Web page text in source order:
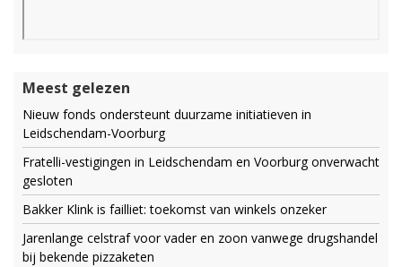
Meest gelezen
Nieuw fonds ondersteunt duurzame initiatieven in
Leidschendam-Voorburg
Fratelli-vestigingen in Leidschendam en Voorburg onverwacht
gesloten
Bakker Klink is failliet: toekomst van winkels onzeker
Jarenlange celstraf voor vader en zoon vanwege drugshandel
bij bekende pizzaketen